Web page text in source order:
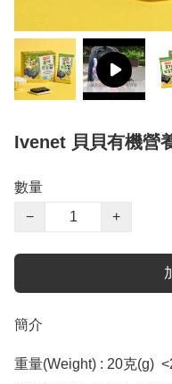
Ivenet 貝貝有機營
數量
−
+
簡介
重量(Weight) : 20克(g)